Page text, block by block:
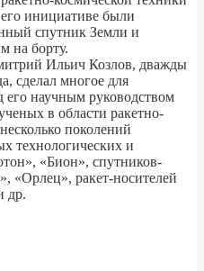
инициативе были
спутник Земли и
на борту.
Ильич Козлов, дважды
сделал многое для
научным руководством
в области ракетно-
поколений
технологических и
«Бион», спутников-
«Орлец», ракет-носителей
др.